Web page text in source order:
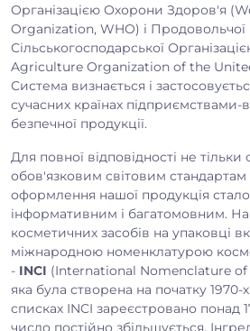
Організацією Охорони Здоров'я
Organization, WHO) і Продовольчої
Сільськогосподарської
Agriculture Organization of the
Система визнається і
сучасних країнах підприємствами-
безпечної продукції.
Для повної відповідності не тільки
обов'язковим світовим
оформлення нашої продукція
інформативним і багатомовним.
косметичних засобів на упаковці
міжнародною номенклатурою
- INCI (International Nomenclature
яка була створена на початку 1970-
списках INCI зареєстровано понад
число постійно збільшується.